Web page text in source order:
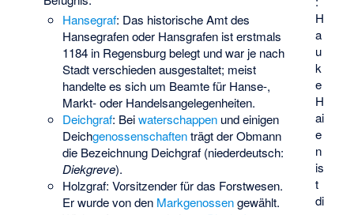
H
a
u
k
e
H
ai
e
n
is
t
di
Hansegraf: Das historische Amt des
Hansegrafen oder Hansgrafen ist erstmals
1184 in Regensburg belegt und war je nach
Stadt verschieden ausgestaltet; meist
handelte es sich um Beamte für Hanse-,
Markt- oder Handelsangelegenheiten.
Deichgraf: Beiwaterschappen und einigen
Deichgenossenschaftenträgt der Obmann
die Bezeichnung Deichgraf (niederdeutsch:
Diekgreve).
Holzgraf: Vorsitzender für das Forstwesen.
Er wurde von den Markgenossengewählt.